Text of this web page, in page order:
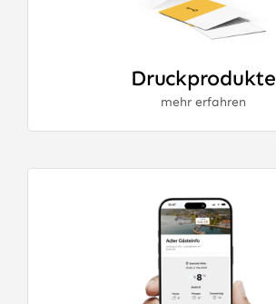
Druckprodukte
mehr erfahren